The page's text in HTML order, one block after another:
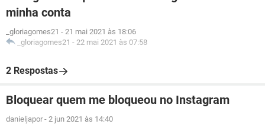
minha conta
_gloriagomes21 - 21 mai 2021 às 18:06
_gloriagomes21 - 22 mai 2021 às 07:58
2 Respostas
Bloquear quem me bloqueou no Instagram
danieljapor - 2 jun 2021 às 14:40